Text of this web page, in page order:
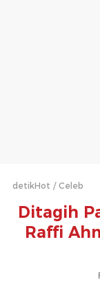
detikHot Celeb
Ditagih
Raffi